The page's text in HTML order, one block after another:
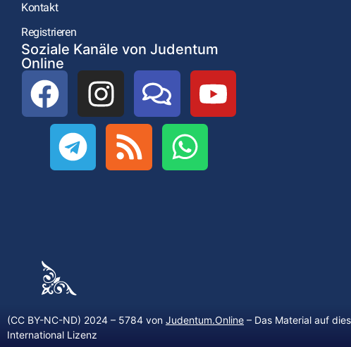
Kontakt
Registrieren
Soziale Kanäle von Judentum
Online
(CC BY-NC-ND) 2024 – 5784 von Judentum.Online – Das Material auf
International Lizenz